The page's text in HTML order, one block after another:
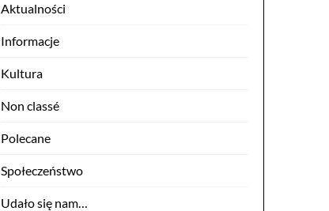
Aktualności
Informacje
Kultura
Non classé
Polecane
Społeczeństwo
Udało się nam…